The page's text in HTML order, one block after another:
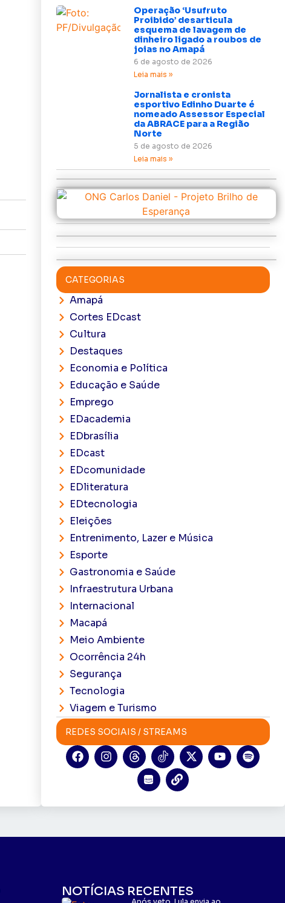
Operação ‘Usufruto
Proibido’ desarticula
esquema de lavagem de
dinheiro ligado a roubos de
joias no Amapá
6 de agosto de 2026
Leia mais »
Jornalista e cronista
esportivo Edinho Duarte é
nomeado Assessor Especial
da ABRACE para a Região
Norte
5 de agosto de 2026
Leia mais »
CATEGORIAS
Amapá
Cortes EDcast
Cultura
Destaques
Economia e Política
Educação e Saúde
Emprego
EDacademia
EDbrasília
EDcast
EDcomunidade
EDliteratura
EDtecnologia
Eleições
Entrenimento, Lazer e Música
Esporte
Gastronomia e Saúde
Infraestrutura Urbana
Internacional
Macapá
Meio Ambiente
Ocorrência 24h
Segurança
Tecnologia
Viagem e Turismo
REDES SOCIAIS / STREAMS
NOTÍCIAS RECENTES